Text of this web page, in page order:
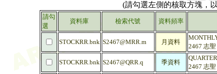
(請勾選左側的核取方塊，
請勾
選
資料庫 檢索代號 資料頻率
STOCKRR.bnk S2467@MRR.m 月資料
2467 志
STOCKRR.bnk S2467@QRR.q 季資料
2467 志